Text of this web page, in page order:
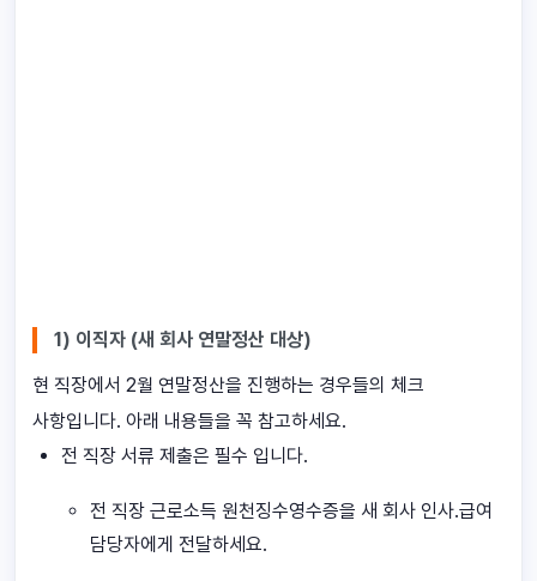
1) 이직자 (새 회사 연말정산 대상)
현 직장에서 2월 연말정산을 진행하는 경우들의 체크
사항입니다. 아래 내용들을 꼭 참고하세요.
전 직장 서류 제출은 필수 입니다.
전 직장 근로소득 원천징수영수증을 새 회사 인사.급여
담당자에게 전달하세요.